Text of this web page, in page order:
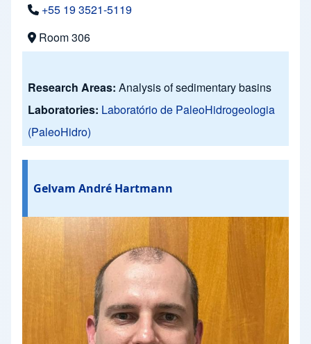
+55 19 3521-5119
Room 306
Research Areas: Analysis of sedimentary basins
Laboratories: Laboratório de PaleoHidrogeologia
(PaleoHidro)
Gelvam André Hartmann